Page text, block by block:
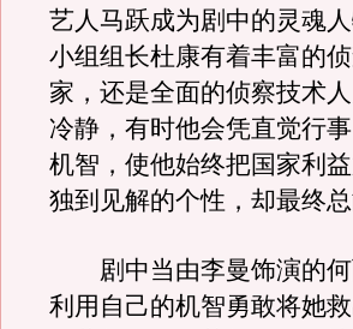
艺人马跃成为剧中的灵魂
小组组长杜康有着丰富的
家，还是全面的侦察技术
冷静，有时他会凭直觉行
机智，使他始终把国家利
独到见解的个性，却最终
剧中当由李曼饰演的何
利用自己的机智勇敢将她